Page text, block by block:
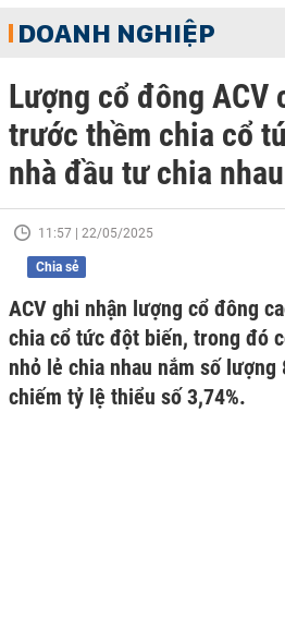
DOANH NGHIỆP
Lượng cổ đông ACV
trước thềm chia cổ
nhà đầu tư chia
11:57 | 22/05/2025
Chia sẻ
ACV ghi nhận lượng cổ đông
chia cổ tức đột biến, trong đó
nhỏ lẻ chia nhau nắm số
chiếm tỷ lệ thiểu số 3,74%.